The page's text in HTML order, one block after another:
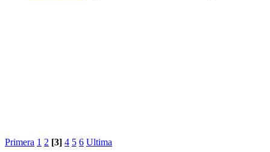
Primera 1 2 [3] 4 5 6 Ultima